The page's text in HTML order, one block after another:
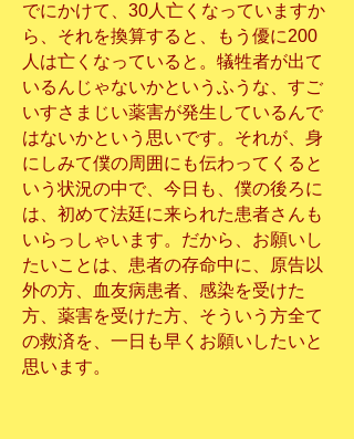
でにかけて、30人亡くなっていますか
ら、それを換算すると、もう優に200
人は亡くなっていると。犠牲者が出て
いるんじゃないかというふうな、すご
いすさまじい薬害が発生しているんで
はないかという思いです。それが、身
にしみて僕の周囲にも伝わってくると
いう状況の中で、今日も、僕の後ろに
は、初めて法廷に来られた患者さんも
いらっしゃいます。だから、お願いし
たいことは、患者の存命中に、原告以
外の方、血友病患者、感染を受けた
方、薬害を受けた方、そういう方全て
の救済を、一日も早くお願いしたいと
思います。